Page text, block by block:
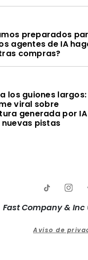
preparados
agentes de IA
compras?
los guiones largos:
viral sobre
generada por IA
pistas
Fast Company & Inc
Aviso de